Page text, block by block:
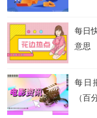
每日
意思
每日
（百